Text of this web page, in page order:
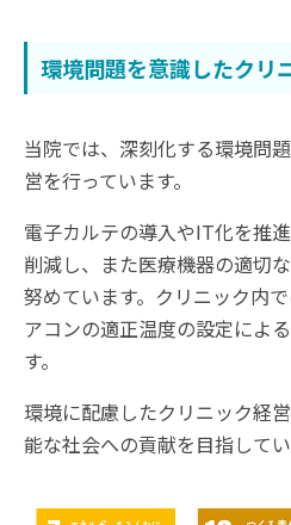
環境問題を意識したクリ
当院では、深刻化する環境問
営を行っています。
電子カルテの導入やIT化を推
削減し、また医療機器の適切
努めています。クリニック内
アコンの適正温度の設定によ
す。
環境に配慮したクリニック経
能な社会への貢献を目指してい